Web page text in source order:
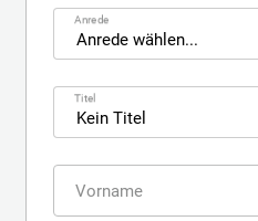
Anrede wählen...
Anrede
Kein Titel
Titel
Vorname